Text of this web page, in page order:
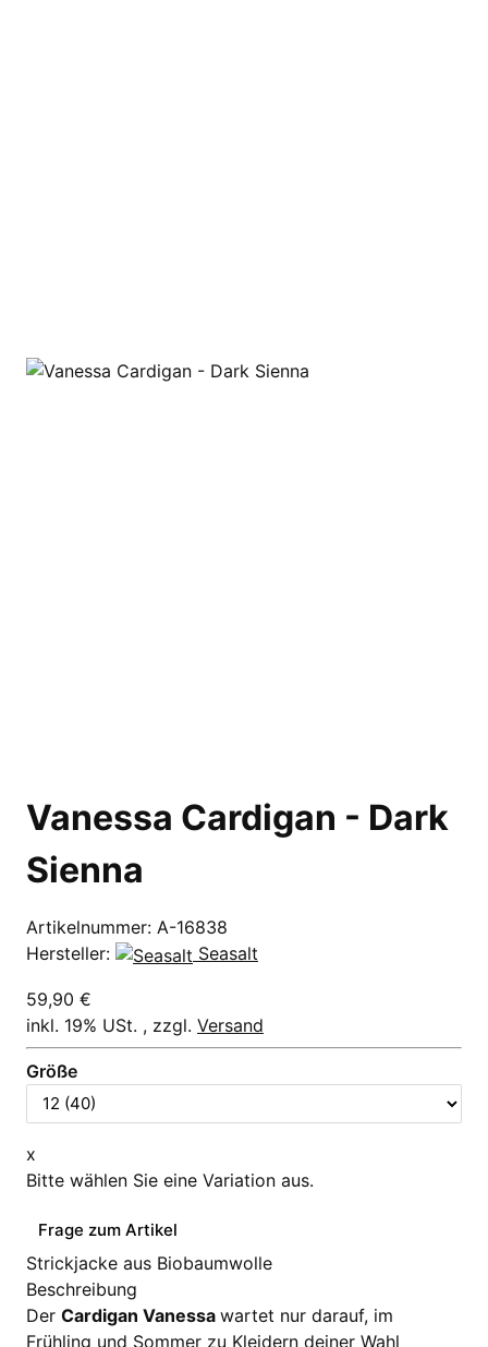
Vanessa Cardigan - Dark
Sienna
Artikelnummer: A-16838
Hersteller:
Seasalt
59,90 €
inkl. 19% USt. , zzgl. Versand
Größe
x
Bitte wählen Sie eine Variation aus.
Frage zum Artikel
Strickjacke aus Biobaumwolle
Beschreibung
Der Cardigan Vanessa wartet nur darauf, im
Frühling und Sommer zu Kleidern deiner Wahl